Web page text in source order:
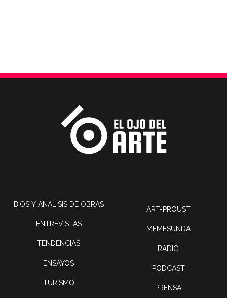
BIOS Y ANÁLISIS DE OBRAS
ENTREVISTAS
TENDENCIAS
ENSAYOS
TURISMO
ART-PROUST
MEMESUNDA
RADIO
PODCAST
PRENSA